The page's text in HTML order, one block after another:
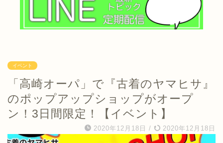
イベント
「高崎オーパ」で『古着のヤマヒサ』
のポップアップショップがオープ
ン！3日間限定！【イベント】
2020年12月18日 / 2020年12月18日